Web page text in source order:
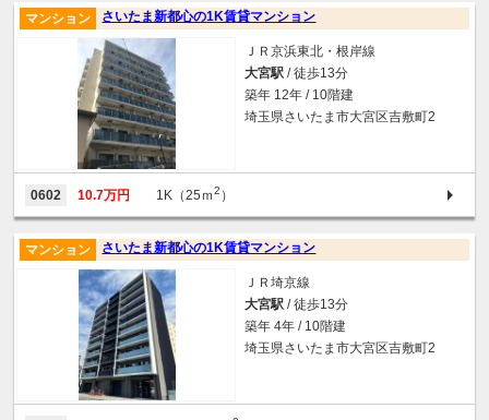
さいたま新都心の1K賃貸マンション
マンション
ＪＲ京浜東北・根岸線
大宮駅 / 徒歩13分
築年 12年 / 10階建
埼玉県さいたま市大宮区吉敷町2
0602 10.7万円 1K（25ｍ2 ）
さいたま新都心の1K賃貸マンション
マンション
ＪＲ埼京線
大宮駅 / 徒歩13分
築年 4年 / 10階建
埼玉県さいたま市大宮区吉敷町2